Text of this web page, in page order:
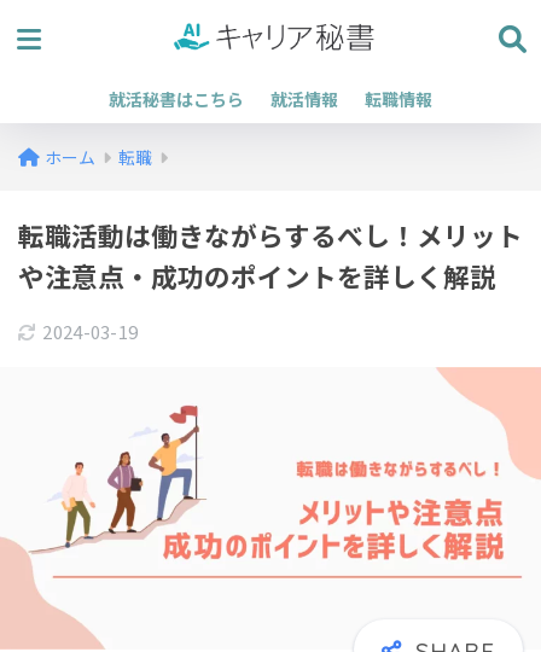
就活秘書はこちら 就活情報 転職情報
ホーム 転職
転職活動は働きながらするべし！メリット
や注意点・成功のポイントを詳しく解説
2024-03-19